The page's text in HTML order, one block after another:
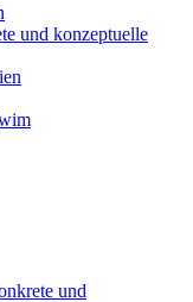
und konzeptuelle
und